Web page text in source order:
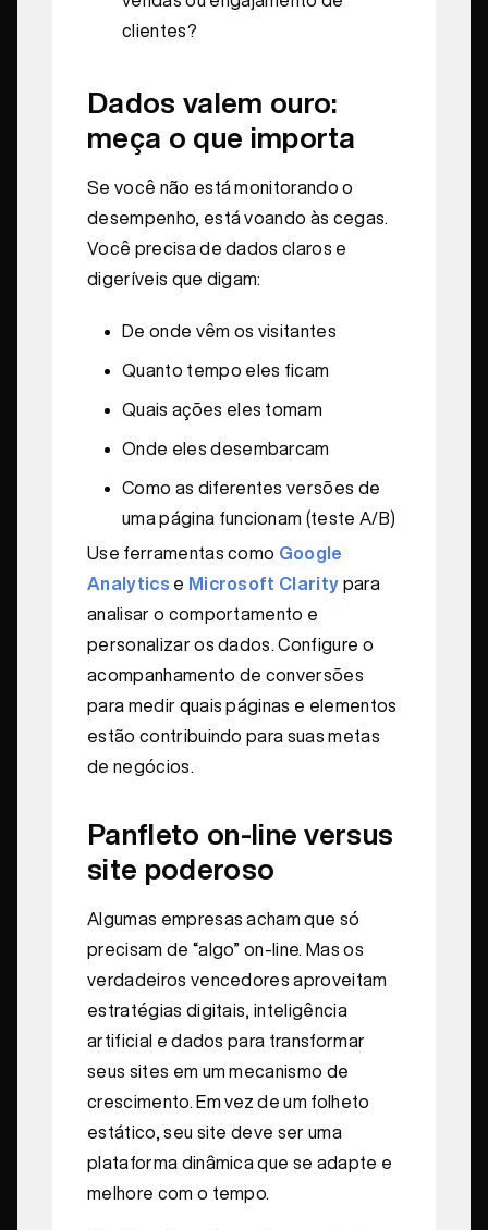
clientes?
Dados valem ouro:
meça o que importa
Se você não está monitorando o
desempenho, está voando às cegas.
Você precisa de dados claros e
digeríveis que digam:
De onde vêm os visitantes
Quanto tempo eles ficam
Quais ações eles tomam
Onde eles desembarcam
Como as diferentes versões de
uma página funcionam (teste A/B)
Use ferramentas como Google
Analytics e Microsoft Clarity para
analisar o comportamento e
personalizar os dados. Configure o
acompanhamento de conversões
para medir quais páginas e elementos
estão contribuindo para suas metas
de negócios.
Panfleto on-line versus
site poderoso
Algumas empresas acham que só
precisam de “algo” on-line. Mas os
verdadeiros vencedores aproveitam
estratégias digitais, inteligência
artificial e dados para transformar
seus sites em um mecanismo de
crescimento. Em vez de um folheto
estático, seu site deve ser uma
plataforma dinâmica que se adapte e
melhore com o tempo.